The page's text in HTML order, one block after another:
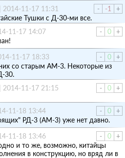
-
-1 +
2014-11-17 11:31
Тушки с Д-30-ми все.
-
0 +
11-17 14:07
-
0 +
11-17 18:33
со старым AM-3. Некоторые из
30.
-
0 +
2014-11-17 21:15
-
0 +
11-18 13:44
РД-3 (АМ-3) уже нет давно.
-
0 +
11-18 13:46
и то же, возможно, китайцы
в конструкцию, но вряд ли в